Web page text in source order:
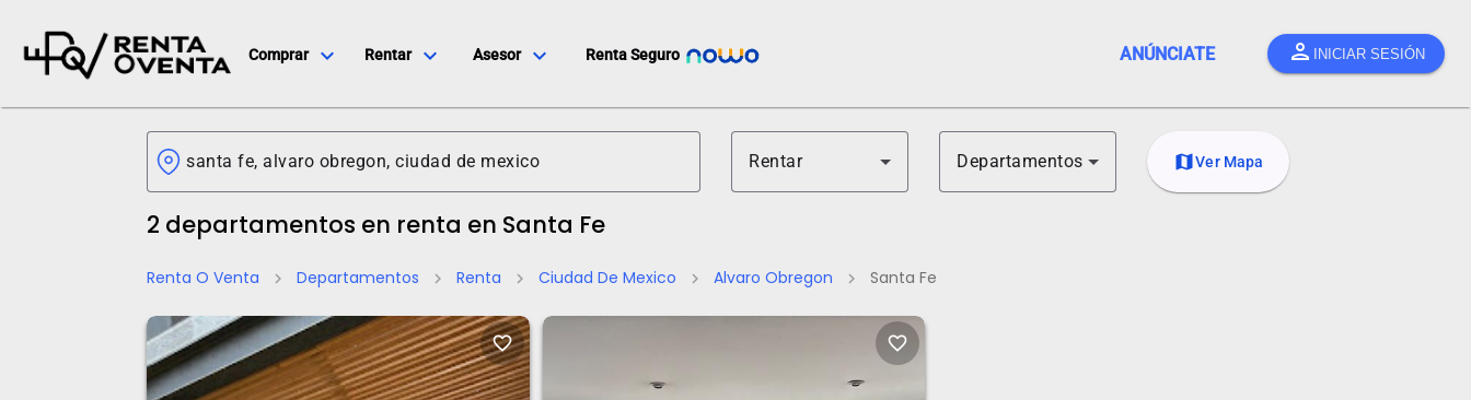
Comprar expand_more Rentar expand_more Asesor expand_more Renta Seguro ANÚNCIATE person INICIAR SESIÓN
Rentar Departamentos mapVer Mapa
2 departamentos en renta en Santa Fe
Renta O Venta chevron_right Departamentos chevron_right Renta chevron_right Ciudad De Mexico chevron_right Alvaro Obregon chevron_right Santa Fe
favorite_border favorite_border